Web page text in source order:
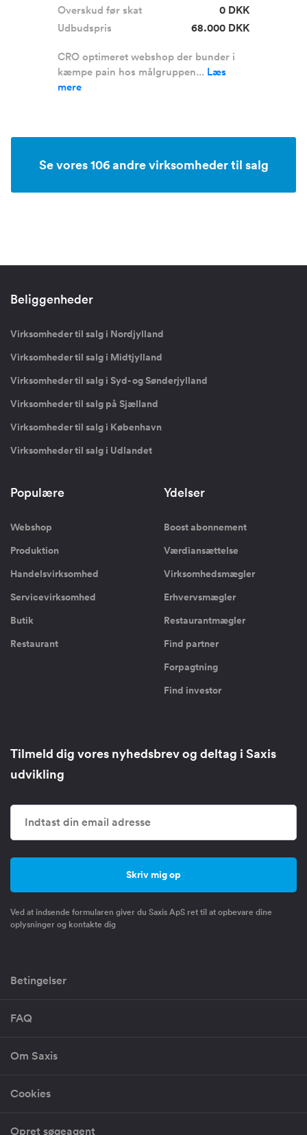
Overskud før skat
0 DKK
Udbudspris
68.000 DKK
CRO optimeret webshop der bunder i
kæmpe pain hos målgruppen... Læs
mere
Se vores 106 andre virksomheder til salg
Beliggenheder
Virksomheder til salg i Nordjylland
Virksomheder til salg i Midtjylland
Virksomheder til salg i Syd- og Sønderjylland
Virksomheder til salg på Sjælland
Virksomheder til salg i København
Virksomheder til salg i Udlandet
Populære
Webshop
Produktion
Handelsvirksomhed
Servicevirksomhed
Butik
Restaurant
Ydelser
Boost abonnement
Værdiansættelse
Virksomhedsmægler
Erhvervsmægler
Restaurantmægler
Find partner
Forpagtning
Find investor
Tilmeld dig vores nyhedsbrev og deltag i Saxis
udvikling
Ved at indsende formularen giver du Saxis ApS ret til at opbevare dine
oplysninger og kontakte dig
Betingelser
FAQ
Om Saxis
Cookies
Opret søgeagent